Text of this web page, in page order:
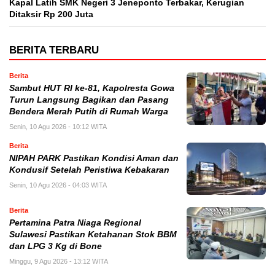
Kapal Latih SMK Negeri 3 Jeneponto Terbakar, Kerugian
Ditaksir Rp 200 Juta
BERITA TERBARU
Berita
Sambut HUT RI ke-81, Kapolresta Gowa
Turun Langsung Bagikan dan Pasang
Bendera Merah Putih di Rumah Warga
Senin, 10 Agu 2026 - 10:12 WITA
Berita
NIPAH PARK Pastikan Kondisi Aman dan
Kondusif Setelah Peristiwa Kebakaran
Senin, 10 Agu 2026 - 04:03 WITA
Berita
Pertamina Patra Niaga Regional
Sulawesi Pastikan Ketahanan Stok BBM
dan LPG 3 Kg di Bone
Minggu, 9 Agu 2026 - 13:12 WITA